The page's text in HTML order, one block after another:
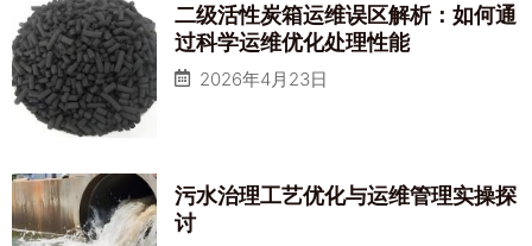
二级活性炭箱运维误区解析：如何通
过科学运维优化处理性能
2026年4月23日
污水治理工艺优化与运维管理实操探
讨